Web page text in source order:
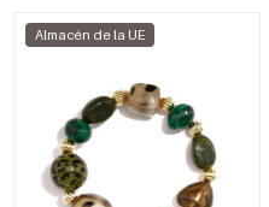
Almacén de la UE